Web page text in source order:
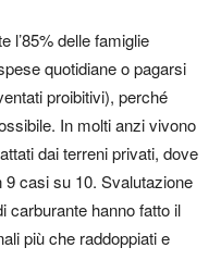
l’85% delle famiglie
quotidiane o pagarsi
proibitivi), perché
In molti anzi vivono
dai terreni privati, dove
casi su 10. Svalutazione
carburante hanno fatto il
più che raddoppiati e